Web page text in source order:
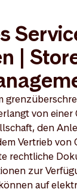
|
von einer
den
Vertrieb von
rechtliche
zur
auf